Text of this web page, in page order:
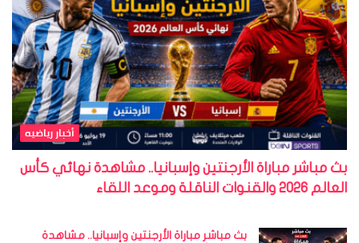
أخبار رياضيه
بث مباشر مباراة الأرجنتين وإسبانيا.. مشاهدة نهائي كأس
العالم 2026 والقنوات الناقلة وموعد اللقاء
بث مباشر مباراة الأرجنتين وإسبانيا.. مشاهدة